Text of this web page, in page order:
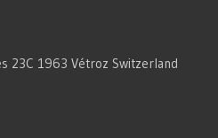
23C 1963 Vétroz Switzerland